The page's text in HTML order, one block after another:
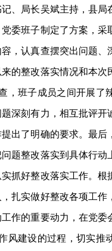
、局长吴斌主持，县局
委班子制定了方案，
，认真查摆突出问题
的整改落实情况和本次
，班子成员之间开展了
深刻有力，相互批评
出了明确的要求。最后
题整改落实到具体行动
抓好整改落实工作。根
扎实做好整改各项工作
作的重要动力，在党
风建设的过程，切实推